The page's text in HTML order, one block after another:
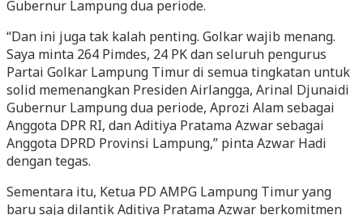
Gubernur Lampung dua periode.
“Dan ini juga tak kalah penting. Golkar wajib menang.
Saya minta 264 Pimdes, 24 PK dan seluruh pengurus
Partai Golkar Lampung Timur di semua tingkatan untuk
solid memenangkan Presiden Airlangga, Arinal Djunaidi
Gubernur Lampung dua periode, Aprozi Alam sebagai
Anggota DPR RI, dan Aditiya Pratama Azwar sebagai
Anggota DPRD Provinsi Lampung,” pinta Azwar Hadi
dengan tegas.
Sementara itu, Ketua PD AMPG Lampung Timur yang
baru saja dilantik Aditiya Pratama Azwar berkomitmen